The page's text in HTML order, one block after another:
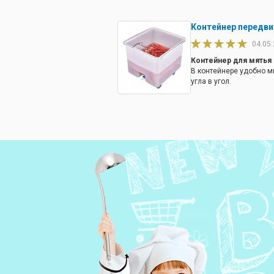
Контейнер
Контейнер для
В контейнере удобно
угла в угол.